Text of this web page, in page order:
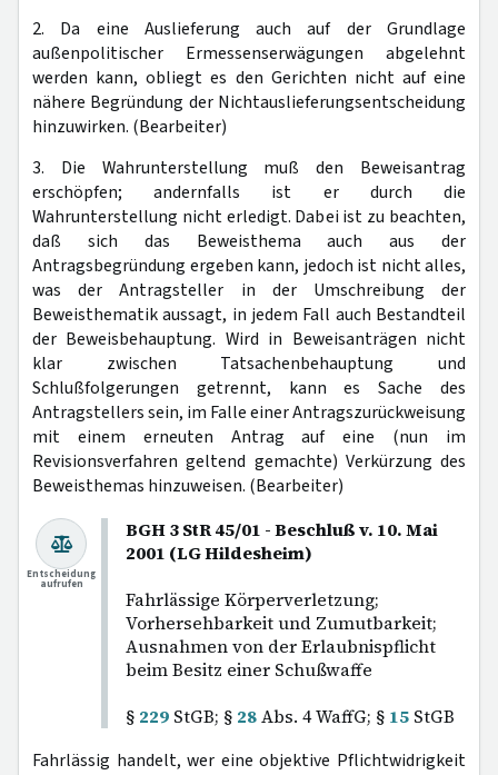
2. Da eine Auslieferung auch auf der Grundlage
außenpolitischer Ermessenserwägungen abgelehnt
werden kann, obliegt es den Gerichten nicht auf eine
nähere Begründung der Nichtauslieferungsentscheidung
hinzuwirken. (Bearbeiter)
3. Die Wahrunterstellung muß den Beweisantrag
erschöpfen; andernfalls ist er durch die
Wahrunterstellung nicht erledigt. Dabei ist zu beachten,
daß sich das Beweisthema auch aus der
Antragsbegründung ergeben kann, jedoch ist nicht alles,
was der Antragsteller in der Umschreibung der
Beweisthematik aussagt, in jedem Fall auch Bestandteil
der Beweisbehauptung. Wird in Beweisanträgen nicht
klar zwischen Tatsachenbehauptung und
Schlußfolgerungen getrennt, kann es Sache des
Antragstellers sein, im Falle einer Antragszurückweisung
mit einem erneuten Antrag auf eine (nun im
Revisionsverfahren geltend gemachte) Verkürzung des
Beweisthemas hinzuweisen. (Bearbeiter)
BGH 3 StR 45/01 - Beschluß v. 10. Mai
2001 (LG Hildesheim)
Fahrlässige Körperverletzung;
Vorhersehbarkeit und Zumutbarkeit;
Ausnahmen von der Erlaubnispflicht
beim Besitz einer Schußwaffe
§ 229 StGB; § 28Abs. 4 WaffG; § 15 StGB
Entscheidung
aufrufen
Fahrlässig handelt, wer eine objektive Pflichtwidrigkeit